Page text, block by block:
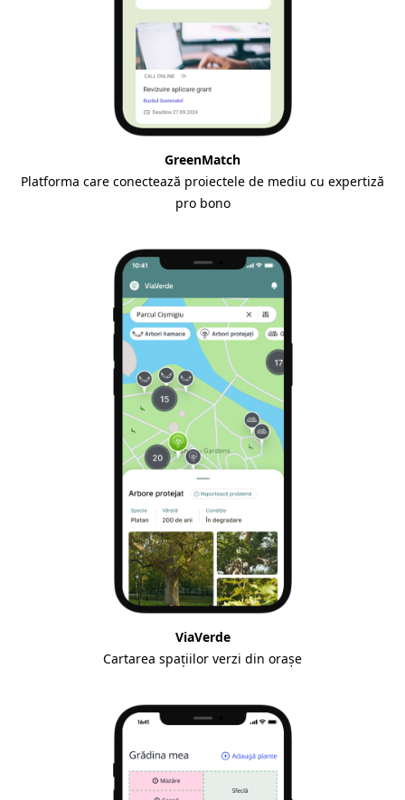
GreenMatch
Platforma care conectează proiectele de mediu cu expertiză
pro bono
ViaVerde
Cartarea spațiilor verzi din orașe